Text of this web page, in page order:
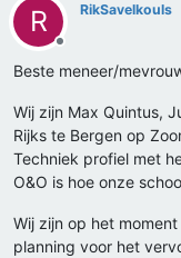
R
Offline
RikSavelkouls
Beste meneer/
Wij zijn Max Quintus,
Rijks te Bergen op
Techniek profiel met
O&O is hoe onze
Wij zijn op het
planning voor het